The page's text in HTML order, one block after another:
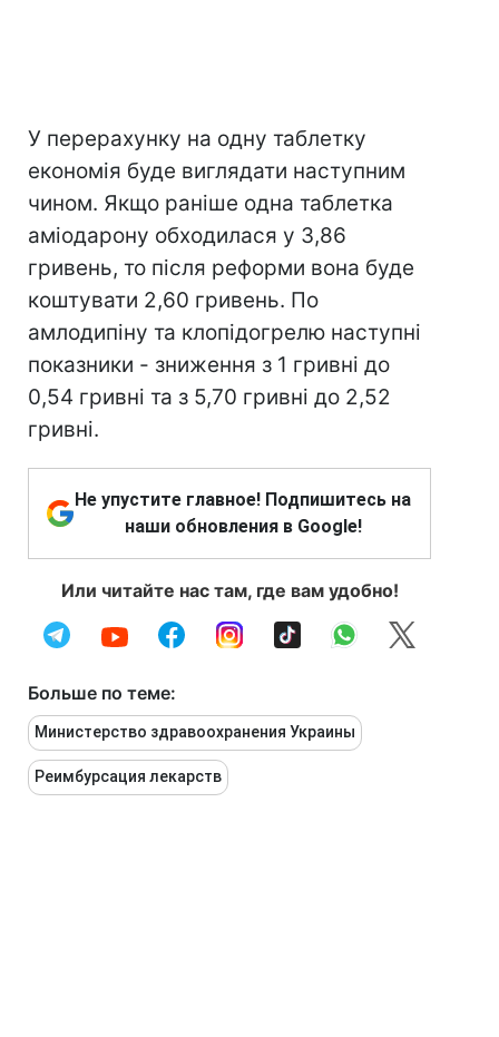
У перерахунку на одну таблетку
економія буде виглядати наступним
чином. Якщо раніше одна таблетка
аміодарону обходилася у 3,86
гривень, то після реформи вона буде
коштувати 2,60 гривень. По
амлодипіну та клопідогрелю наступні
показники - зниження з 1 гривні до
0,54 гривні та з 5,70 гривні до 2,52
гривні.
Не упустите главное! Подпишитесь на
наши обновления в Google!
Или читайте нас там, где вам удобно!
Больше по теме:
Министерство здравоохранения Украины
Реимбурсация лекарств